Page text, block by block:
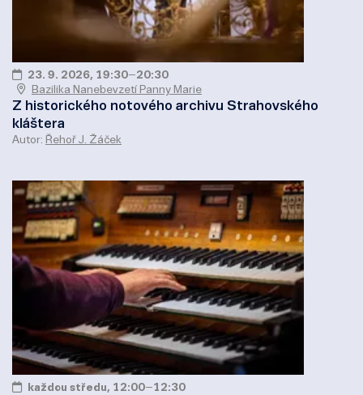
23. 9. 2026, 19:30–20:30
Bazilika Nanebevzetí Panny Marie
Z historického notového archivu Strahovského
kláštera
Autor: Řehoř J. Žáček
každou středu, 12:00–12:30